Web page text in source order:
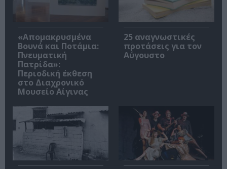
«Απομακρυσμένα
Βουνά και Ποτάμια:
Πνευματική
Πατρίδα»:
Περιοδική έκθεση
στο Διαχρονικό
Μουσείο Αίγινας
25 αναγνωστικές
προτάσεις για τον
Αύγουστο